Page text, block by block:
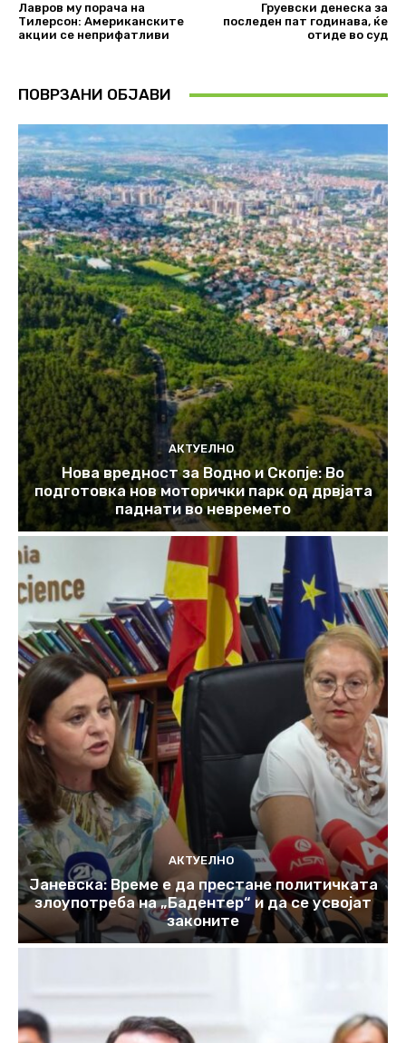
Лавров му порача на
Тилерсон: Американските
акции се неприфатливи
Груевски денеска за
последен пат годинава, ќе
отиде во суд
ПОВРЗАНИ ОБЈАВИ
АКТУЕЛНО
Нова вредност за Водно и Скопје: Во
подготовка нов моторички парк од дрвјата
паднати во невремето
АКТУЕЛНО
Јаневска: Време е да престане политичката
злоупотреба на „Бадентер“ и да се усвојат
законите